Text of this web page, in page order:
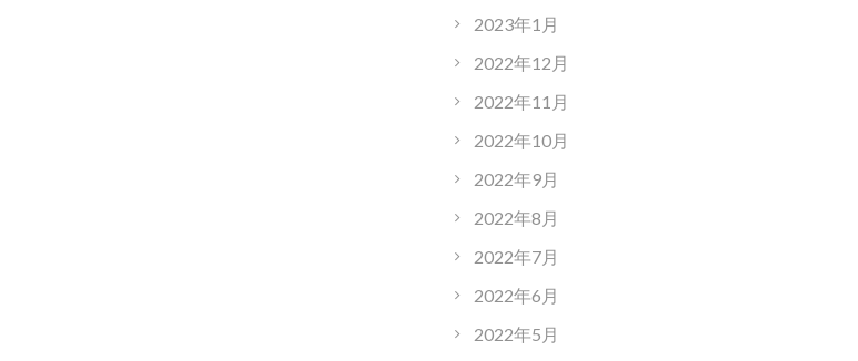
2023年1月
2022年12月
2022年11月
2022年10月
2022年9月
2022年8月
2022年7月
2022年6月
2022年5月